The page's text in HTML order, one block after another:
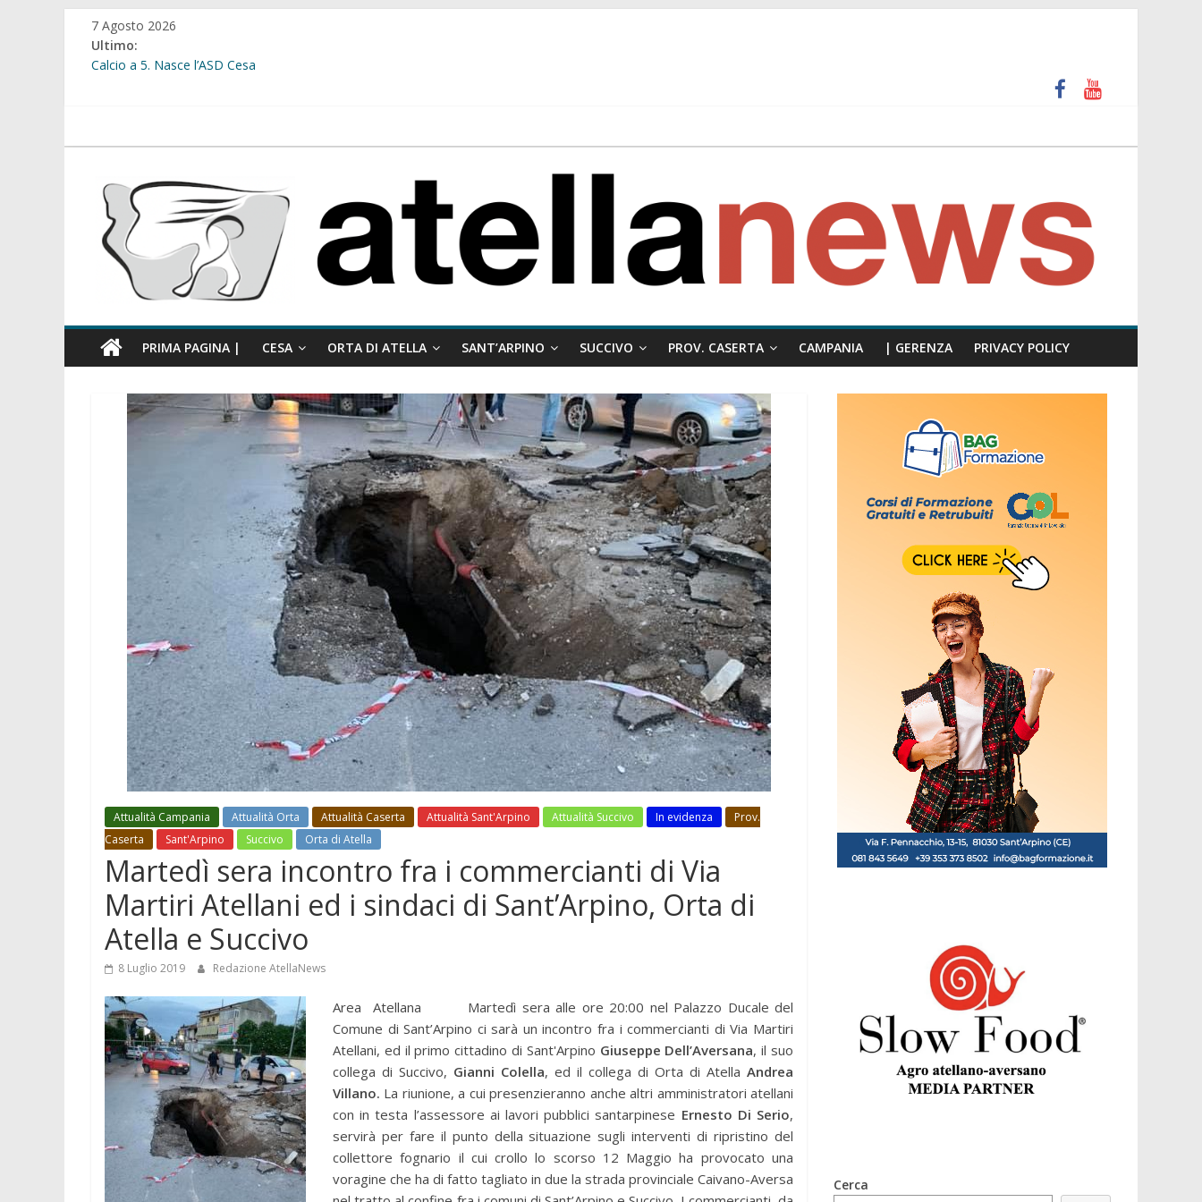
Salta
contenuto
7 Agosto 2026
Ultimo:
Calcio a 5. Nasce l’ASD Cesa
comunale”
atellanews.it
PRIMA PAGINA | CESA ORTA DI ATELLA SANT’ARPINO SUCCIVO PROV. CASERTA CAMPANIA | GERENZA PRIVACY POLICY
Attualità Campania Attualità Orta Attualità Caserta Attualità Sant'Arpino Attualità Succivo In evidenza
Prov.
Caserta
Sant'Arpino Succivo Orta di Atella
Martedì sera incontro fra i commercianti di Via
Martiri Atellani ed i sindaci di Sant’Arpino, Orta di
Atella e Succivo
8 Luglio 2019 Redazione AtellaNews
Area Atellana Martedì sera alle ore 20:00 nel Palazzo Ducale del
Comune di Sant’Arpino ci sarà un incontro fra i commercianti di Via Martiri
Atellani, ed il primo cittadino di Sant'Arpino Giuseppe Dell’Aversana, il suo
collega di Succivo, Gianni Colella, ed il collega di Orta di Atella Andrea
Villano. La riunione, a cui presenzieranno anche altri amministratori atellani
con in testa l’assessore ai lavori pubblici santarpinese Ernesto Di Serio,
servirà per fare il punto della situazione sugli interventi di ripristino del
collettore fognario il cui crollo lo scorso 12 Maggio ha provocato una
voragine che ha di fatto tagliato in due la strada provinciale Caivano-Aversa
Cerca